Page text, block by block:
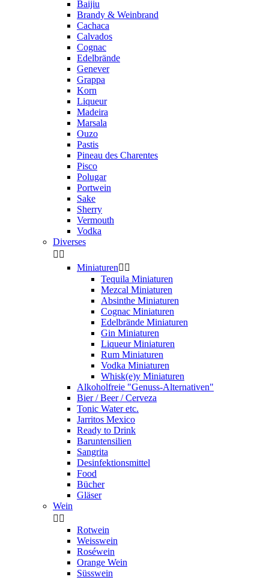
Baijiu
Brandy & Weinbrand
Cachaca
Calvados
Cognac
Edelbrände
Genever
Grappa
Korn
Liqueur
Madeira
Marsala
Ouzo
Pastis
Pineau des Charentes
Pisco
Polugar
Portwein
Sake
Sherry
Vermouth
Vodka
Diverses
 
Miniaturen 
Tequila Miniaturen
Mezcal Miniaturen
Absinthe Miniaturen
Cognac Miniaturen
Edelbrände Miniaturen
Gin Miniaturen
Liqueur Miniaturen
Rum Miniaturen
Vodka Miniaturen
Whisk(e)y Miniaturen
Alkoholfreie "Genuss-Alternativen"
Bier / Beer / Cerveza
Tonic Water etc.
Jarritos Mexico
Ready to Drink
Baruntensilien
Sangrita
Desinfektionsmittel
Food
Bücher
Gläser
Wein
 
Rotwein
Weisswein
Roséwein
Orange Wein
Süsswein